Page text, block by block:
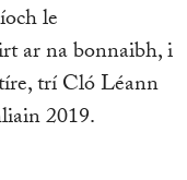
le
ar na bonnaibh, i
trí Cló Léann
2019.